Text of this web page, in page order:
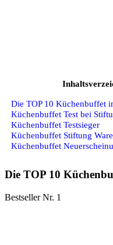
Die TOP 10 Küchenbuffet
Küchenbuffet Test bei
Küchenbuffet Testsieger
Küchenbuffet Stiftung
Küchenbuffet
Die TOP 10
Bestseller Nr. 1